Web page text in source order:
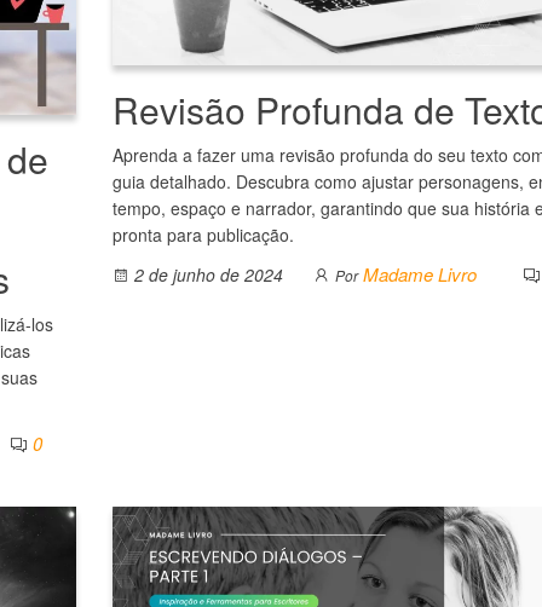
los
0
Revisão Profunda de
Aprenda a fazer uma revisão profunda do seu texto
guia detalhado. Descubra como ajustar personagens,
tempo, espaço e narrador, garantindo que sua história
pronta para publicação.
2 de junho de 2024
Por Madame Livro